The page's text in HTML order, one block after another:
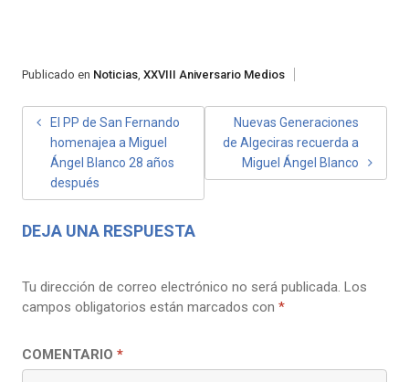
Publicado en Noticias, XXVIII Aniversario Medios
NAVEGACIÓN
ENTRADAS
El PP de San Fernando
homenajea a Miguel
Ángel Blanco 28 años
después
Nuevas Generaciones
de Algeciras recuerda a
Miguel Ángel Blanco
DEJA UNA RESPUESTA
Tu dirección de correo electrónico no será publicada. Los
campos obligatorios están marcados con *
COMENTARIO *